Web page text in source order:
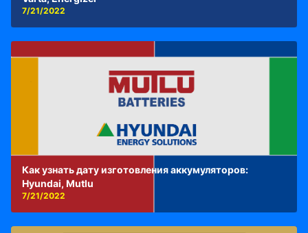
7/21/2022
Как узнать дату изготовления аккумуляторов:
Hyundai, Mutlu
7/21/2022